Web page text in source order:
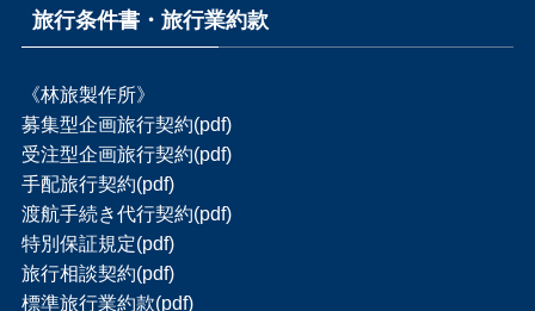
旅行条件書・旅行業約款
《林旅製作所》
募集型企画旅行契約(pdf)
受注型企画旅行契約(pdf)
手配旅行契約(pdf)
渡航手続き代行契約(pdf)
特別保証規定(pdf)
旅行相談契約(pdf)
標準旅行業約款(pdf)